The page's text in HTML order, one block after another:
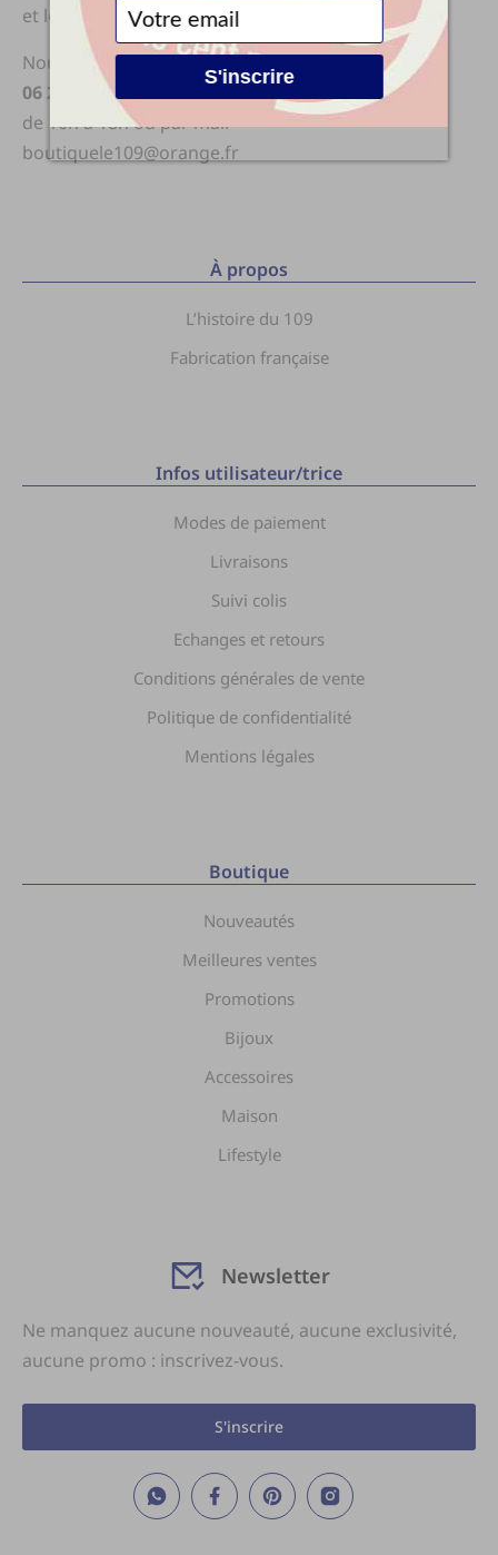
et le dimanche de 14h à 19h
Nous sommes joignable au
06 28 23 51 94
de 10h à 18h ou par mail
boutiquele109@orange.fr
À propos
L’histoire du 109
Fabrication française
Infos utilisateur/trice
Modes de paiement
Livraisons
Suivi colis
Echanges et retours
Conditions générales de vente
Politique de confidentialité
Mentions légales
Boutique
Nouveautés
Meilleures ventes
Promotions
Bijoux
Accessoires
Maison
Lifestyle
Newsletter
Ne manquez aucune nouveauté, aucune exclusivité,
aucune promo : inscrivez-vous.
S'inscrire
S'inscrire